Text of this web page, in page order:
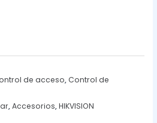
de acceso,Control de
,Accesorios,HIKVISION